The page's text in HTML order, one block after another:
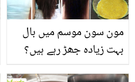
مون سون موسم میں بال
بہت زیادہ جھڑ رہے ہیں؟